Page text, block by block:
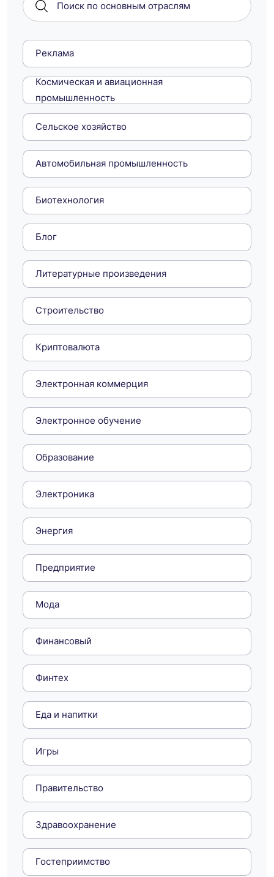
Реклама
Космическая и авиационная
промышленность
Сельское хозяйство
Автомобильная промышленность
Биотехнология
Блог
Литературные произведения
Строительство
Криптовалюта
Электронная коммерция
Электронное обучение
Образование
Электроника
Энергия
Предприятие
Мода
Финансовый
Финтех
Еда и напитки
Игры
Правительство
Здравоохранение
Гостеприимство